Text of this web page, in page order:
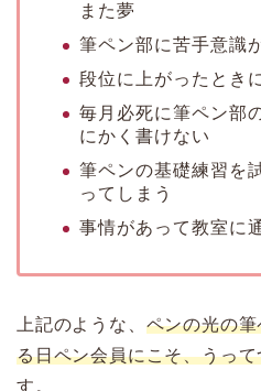
また夢
筆ペン部に苦手意識
段位に上がったとき
毎月必死に筆ペン部
にかく書けない
筆ペンの基礎練習を
ってしまう
事情があって教室に
上記のような、 ペンの光の
る日ペン会員にこそ、うっ
す。